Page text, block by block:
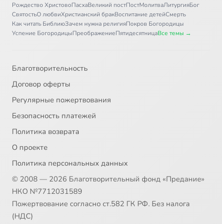
Рождество ХристовоПасхаВеликий постПостМолитваЛитургияБог
СвятостьО любвиХристианский бракВоспитание детейСмерть
Как читать БиблиюЗачем нужна религияПокров Богородицы
Успение БогородицыПреображениеПятидесятницаВсе темы →
Благотворительность
Договор оферты
Регулярные пожертвования
Безопасность платежей
Политика возврата
О проекте
Политика персональных данных
© 2008 — 2026 Благотворительный фонд «Предание»
НКО №7712031589
Пожертвование согласно ст.582 ГК РФ. Без налога
(НДС)